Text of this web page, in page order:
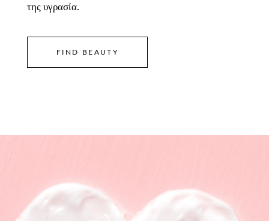
της υγρασία.
FIND BEAUTY